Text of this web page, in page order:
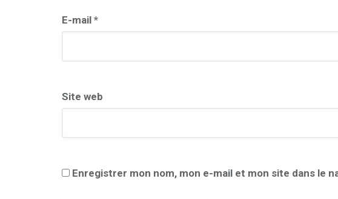
E-mail *
Site web
Enregistrer mon nom, mon e-mail et mon site dans le